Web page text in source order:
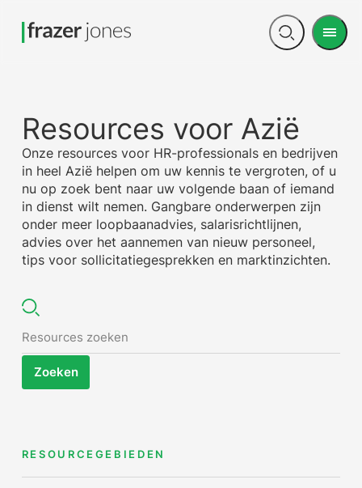
Open
Menu
Resources voor Azië
Onze resources voor HR-professionals en bedrijven
in heel Azië helpen om uw kennis te vergroten, of u
nu op zoek bent naar uw volgende baan of iemand
in dienst wilt nemen. Gangbare onderwerpen zijn
onder meer loopbaanadvies, salarisrichtlijnen,
advies over het aannemen van nieuw personeel,
tips voor sollicitatiegesprekken en marktinzichten.
Zoeken
RESOURCEGEBIEDEN